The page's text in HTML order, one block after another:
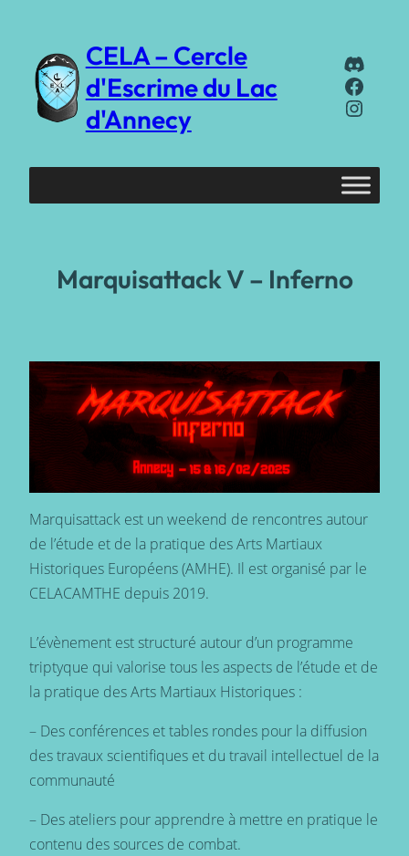
contenu
CELA – Cercle
d'Escrime du Lac
d'Annecy
Marquisattack V – Inferno
Marquisattack est un weekend de rencontres autour
de l’étude et de la pratique des Arts Martiaux
Historiques Européens (AMHE). Il est organisé par le
CELACAMTHE depuis 2019.
L’évènement est structuré autour d’un programme
triptyque qui valorise tous les aspects de l’étude et de
la pratique des Arts Martiaux Historiques :
– Des conférences et tables rondes pour la diffusion
des travaux scientifiques et du travail intellectuel de la
communauté
– Des ateliers pour apprendre à mettre en pratique le
contenu des sources de combat.